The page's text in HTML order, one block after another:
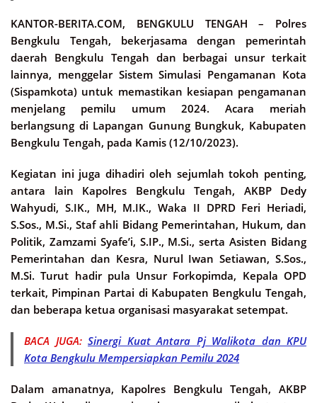
KANTOR-BERITA.COM, BENGKULU TENGAH – Polres
Bengkulu Tengah, bekerjasama dengan pemerintah
daerah Bengkulu Tengah dan berbagai unsur terkait
lainnya, menggelar Sistem Simulasi Pengamanan Kota
(Sispamkota) untuk memastikan kesiapan pengamanan
menjelang pemilu umum 2024. Acara meriah
berlangsung di Lapangan Gunung Bungkuk, Kabupaten
Bengkulu Tengah, pada Kamis (12/10/2023).
Kegiatan ini juga dihadiri oleh sejumlah tokoh penting,
antara lain Kapolres Bengkulu Tengah, AKBP Dedy
Wahyudi, S.IK., MH, M.IK., Waka II DPRD Feri Heriadi,
S.Sos., M.Si., Staf ahli Bidang Pemerintahan, Hukum, dan
Politik, Zamzami Syafe’i, S.IP., M.Si., serta Asisten Bidang
Pemerintahan dan Kesra, Nurul Iwan Setiawan, S.Sos.,
M.Si. Turut hadir pula Unsur Forkopimda, Kepala OPD
terkait, Pimpinan Partai di Kabupaten Bengkulu Tengah,
dan beberapa ketua organisasi masyarakat setempat.
BACA JUGA: Sinergi Kuat Antara Pj Walikota dan KPU
Kota Bengkulu Mempersiapkan Pemilu 2024
Dalam amanatnya, Kapolres Bengkulu Tengah, AKBP